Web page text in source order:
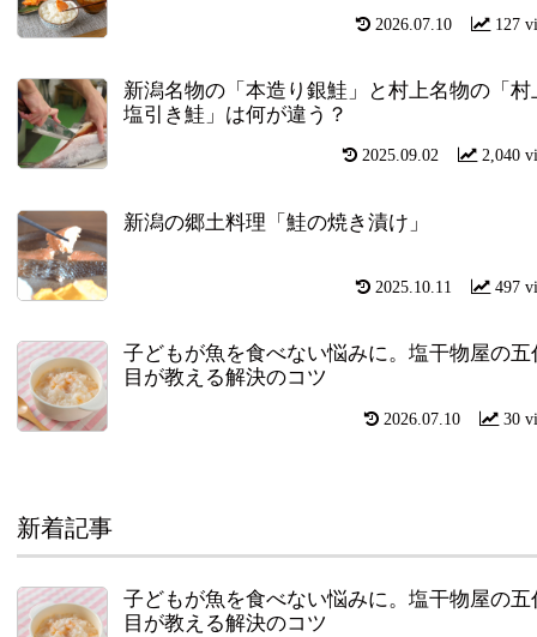
127
2026.07.10
新潟名物の「本造り銀鮭」と村上名物の「村
塩引き鮭」は何が違う？
2,040
2025.09.02
新潟の郷土料理「鮭の焼き漬け」
497
2025.10.11
子どもが魚を食べない悩みに。塩干物屋の五
目が教える解決のコツ
30
2026.07.10
新着記事
子どもが魚を食べない悩みに。塩干物屋の五
目が教える解決のコツ